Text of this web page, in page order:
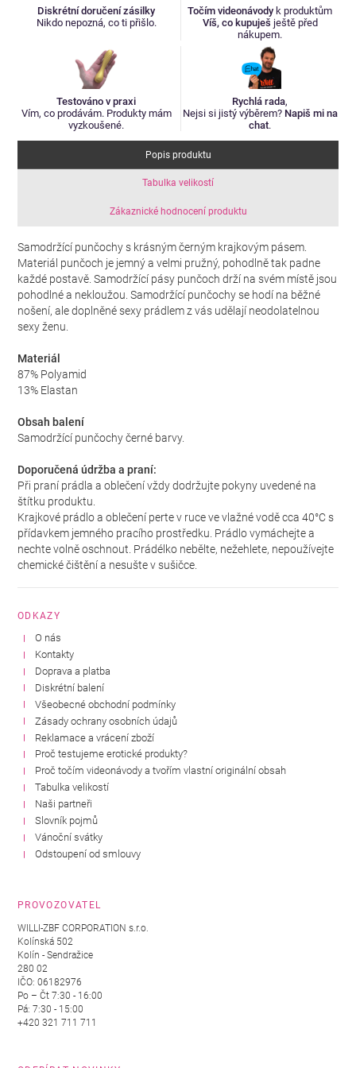
Diskrétní doručení zásilky
Nikdo nepozná, co ti přišlo.
Točím videonávody k produktům
Víš, co kupuješ ještě před
nákupem.
Testováno v praxi
Vím, co prodávám. Produkty mám
vyzkoušené.
Rychlá rada,
Nejsi si jistý výběrem? Napiš mi na
chat.
Popis produktu
Tabulka velikostí
Zákaznické hodnocení produktu
Samodržící punčochy s krásným černým krajkovým pásem.
Materiál punčoch je jemný a velmi pružný, pohodlně tak padne
každé postavě. Samodržící pásy punčoch drží na svém místě jsou
pohodlné a nekloužou. Samodržící punčochy se hodí na běžné
nošení, ale doplněné sexy prádlem z vás udělají neodolatelnou
sexy ženu.
Materiál
87% Polyamid
13% Elastan
Obsah balení
Samodržící punčochy černé barvy.
Doporučená údržba a praní:
Při praní prádla a oblečení vždy dodržujte pokyny uvedené na
štítku produktu.
Krajkové prádlo a oblečení perte v ruce ve vlažné vodě cca 40°C s
přídavkem jemného pracího prostředku. Prádlo vymáchejte a
nechte volně oschnout. Prádélko nebělte, nežehlete, nepoužívejte
chemické čištění a nesušte v sušičce.
ODKAZY
O nás
Kontakty
Doprava a platba
Diskrétní balení
Všeobecné obchodní podmínky
Zásady ochrany osobních údajů
Reklamace a vrácení zboží
Proč testujeme erotické produkty?
Proč točím videonávody a tvořím vlastní originální obsah
Tabulka velikostí
Naši partneři
Slovník pojmů
Vánoční svátky
Odstoupení od smlouvy
PROVOZOVATEL
WILLI-ZBF CORPORATION s.r.o.
Kolínská 502
Kolín - Sendražice
280 02
IČO: 06182976
Po – Čt 7:30 - 16:00
Pá: 7:30 - 15:00
+420 321 711 711